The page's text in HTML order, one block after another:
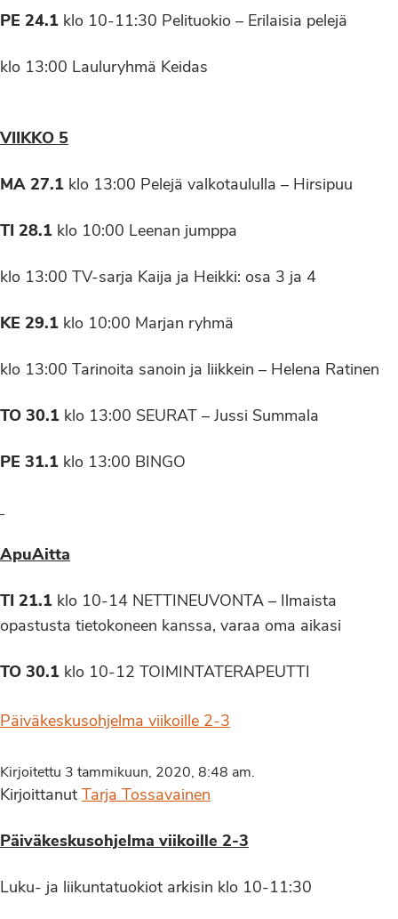
PE 24.1 klo 10-11:30 Pelituokio – Erilaisia pelejä
klo 13:00 Lauluryhmä Keidas
VIIKKO 5
MA 27.1 klo 13:00 Pelejä valkotaululla – Hirsipuu
TI 28.1 klo 10:00 Leenan jumppa
klo 13:00 TV-sarja Kaija ja Heikki: osa 3 ja 4
KE 29.1 klo 10:00 Marjan ryhmä
klo 13:00 Tarinoita sanoin ja liikkein – Helena Ratinen
TO 30.1 klo 13:00 SEURAT – Jussi Summala
PE 31.1 klo 13:00 BINGO
ApuAitta
TI 21.1 klo 10-14 NETTINEUVONTA – Ilmaista
opastusta tietokoneen kanssa, varaa oma aikasi
TO 30.1 klo 10-12 TOIMINTATERAPEUTTI
Päiväkeskusohjelma viikoille 2-3
Kirjoitettu 3 tammikuun, 2020, 8:48 am.
Kirjoittanut Tarja Tossavainen
Päiväkeskusohjelma viikoille 2-3
Luku- ja liikuntatuokiot arkisin klo 10-11:30